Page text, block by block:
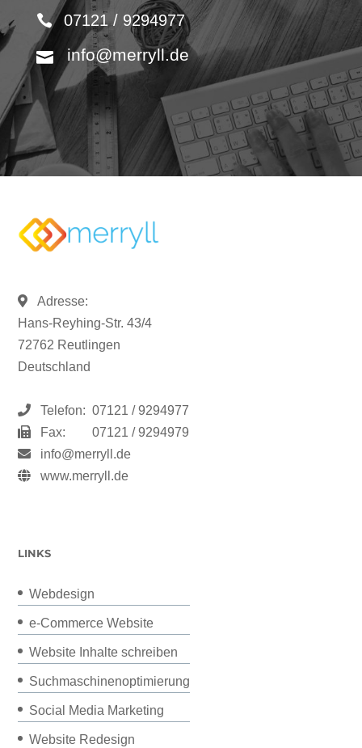
07121 / 9294977
info@merryll.de
Adresse:
Hans-Reyhing-Str. 43/4
72762 Reutlingen
Deutschland
Telefon: 07121 / 9294977
Fax:
07121 / 9294979
info@merryll.de
www.merryll.de
LINKS
Webdesign
e-Commerce Website
Website Inhalte schreiben
Suchmaschinenoptimierung
Social Media Marketing
Website Redesign